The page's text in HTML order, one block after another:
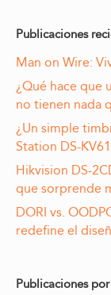
Publicaciones
Man on Wire:
¿Qué hace que
no tienen nada
¿Un simple
Station DS-
Hikvision DS-
que sorprende
DORI vs.
redefine el
Publicaciones